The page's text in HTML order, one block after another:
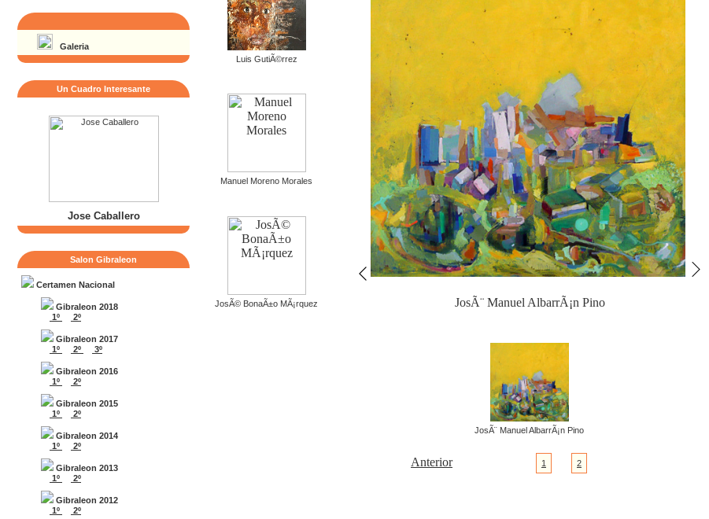
Galeria
Un Cuadro Interesante
Jose Caballero
Salon Gibraleon
Certamen Nacional
Gibraleon 2018
1º
2º
Gibraleon 2017
1º
2º 3º
Gibraleon 2016
1º
2º
Gibraleon 2015
1º
2º
Gibraleon 2014
1º
2º
Gibraleon 2013
1º
2º
Gibraleon 2012
1º
2º
Luis GutiÃ©rrez
JosÃ¨ Manuel AlbarrÃ¡n Pino
Manuel Moreno Morales
JosÃ© BonaÃ±o MÃ¡rquez
JosÃ¨ Manuel AlbarrÃ¡n Pino
Anterior 1 2